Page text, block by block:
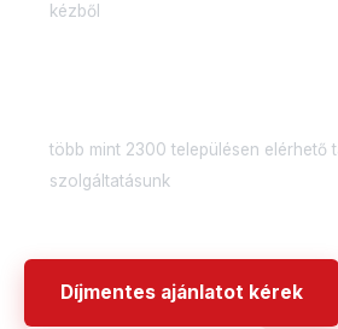
kézből
több mint 2300 településen elérhető
szolgáltatásunk
Díjmentes ajánlatot kérek